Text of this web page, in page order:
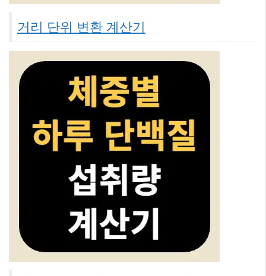
거리 단위 변환 계산기